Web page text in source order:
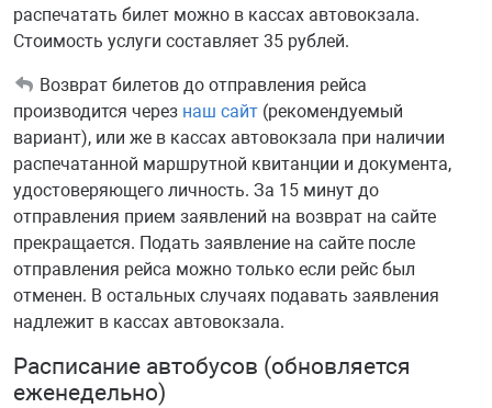
распечатать билет можно в кассах автовокзала.
Стоимость услуги составляет 35 рублей.
Возврат билетов до отправления рейса
производится через наш сайт (рекомендуемый
вариант), или же в кассах автовокзала при наличии
распечатанной маршрутной квитанции и документа,
удостоверяющего личность. За 15 минут до
отправления прием заявлений на возврат на сайте
прекращается. Подать заявление на сайте после
отправления рейса можно только если рейс был
отменен. В остальных случаях подавать заявления
надлежит в кассах автовокзала.
Расписание автобусов (обновляется
еженедельно)